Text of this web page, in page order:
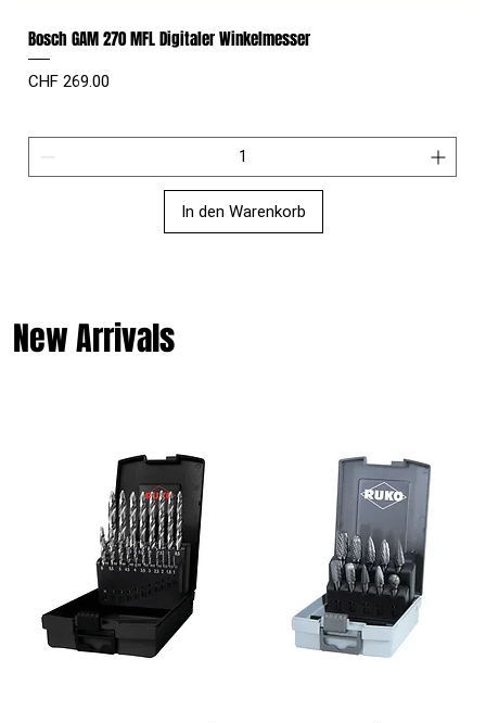
New Arrivals
Bosch GAM 270 MFL Digitaler Winkelmesser
Preis
CHF 269.00
In den Warenkorb